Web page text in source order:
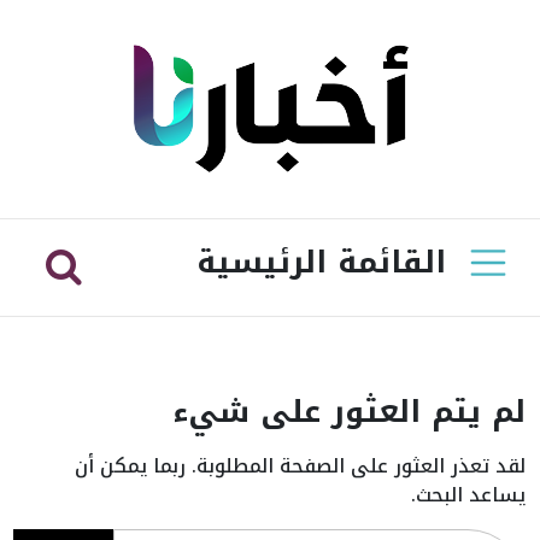
القائمة الرئيسية
لم يتم العثور على شيء
لقد تعذر العثور على الصفحة المطلوبة. ربما يمكن أن
يساعد البحث.